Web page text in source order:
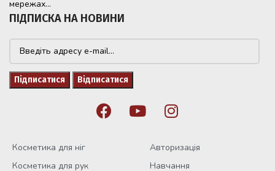
мережах...
ПІДПИСКА НА НОВИНИ
Косметика для ніг
Косметика для рук
Авторизація
Навчання